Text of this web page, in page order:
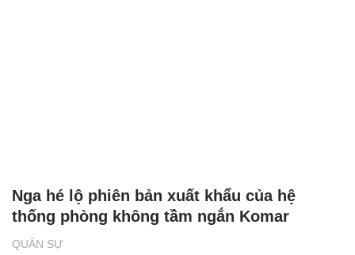
QUÂN SỰ
Nga hé lộ phiên bản xuất khẩu của hệ
thống phòng không tầm ngắn Komar